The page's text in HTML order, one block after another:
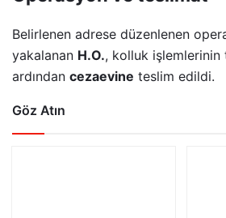
Belirlenen adrese düzenlenen
yakalanan H.O., kolluk işlemlerinin
ardından cezaevine teslim edildi.
Göz Atın